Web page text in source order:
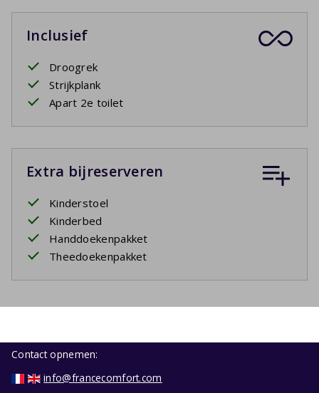
Inclusief
Droogrek
Strijkplank
Apart 2e toilet
Extra bijreserveren
Kinderstoel
Kinderbed
Handdoekenpakket
Theedoekenpakket
Contact opnemen:
info@francecomfort.com